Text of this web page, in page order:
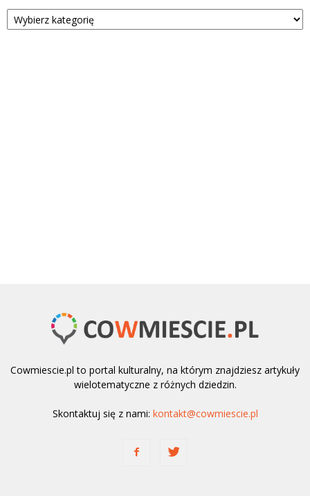
Kategorie
Cowmiescie.pl to portal kulturalny, na którym znajdziesz artykuły
wielotematyczne z różnych dziedzin.
Skontaktuj się z nami: kontakt@cowmiescie.pl